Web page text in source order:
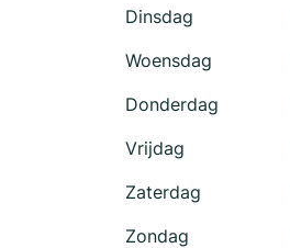
Dinsdag
Woensdag
Donderdag
Vrijdag
Zaterdag
Zondag